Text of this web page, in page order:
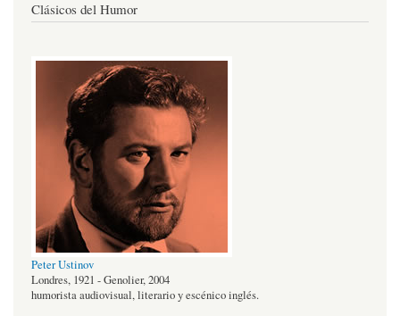
Clásicos del Humor
Peter Ustinov
Londres, 1921 - Genolier, 2004
humorista audiovisual, literario y escénico inglés.